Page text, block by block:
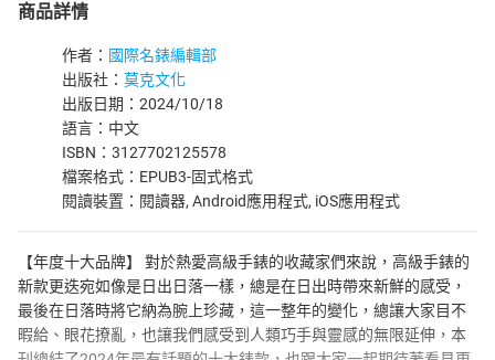
商品詳情
作者： 國際名錶編輯部
出版社： 莫克文化
出版日期：2024/10/18
語言：中文
ISBN：3127702125578
檔案格式：EPUB3-固式格式
閱讀裝置：閱讀器, Android應用程式, iOS應用程式
【年度十大品牌】 對於熱愛高級手錶的收藏家們來說，高級手錶的
新款更迭宛如像是日出日落一樣，總是在日出時帶來新鮮的感受，
最後在日落時將它納為腕上珍藏，這一整年的變化，總讓大家目不
暇給、眼花撩亂，也讓我們感受到人類巧手與靈感的無限延伸，本